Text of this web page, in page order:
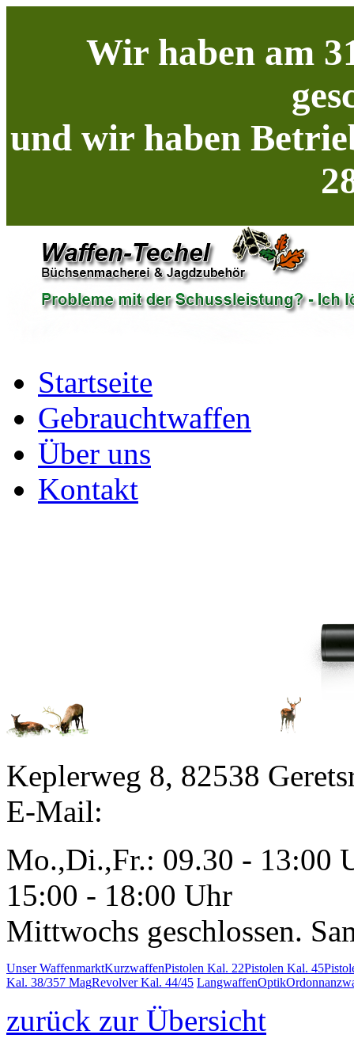
Wir haben am
und wir haben
Startseite
Gebrauchtwaffen
Über uns
Kontakt
Keplerweg 8, 82538
E-Mail:
Mo.,Di.,Fr.: 09.30 - 13:00
15:00 - 18:00 Uhr
Mittwochs geschlossen.
Unser WaffenmarktKurzwaffenPistolen Kal. 22Pistolen Kal. 45
Kal. 38/357 MagRevolver Kal. 44/45 LangwaffenOptik
zurück zur Übersicht